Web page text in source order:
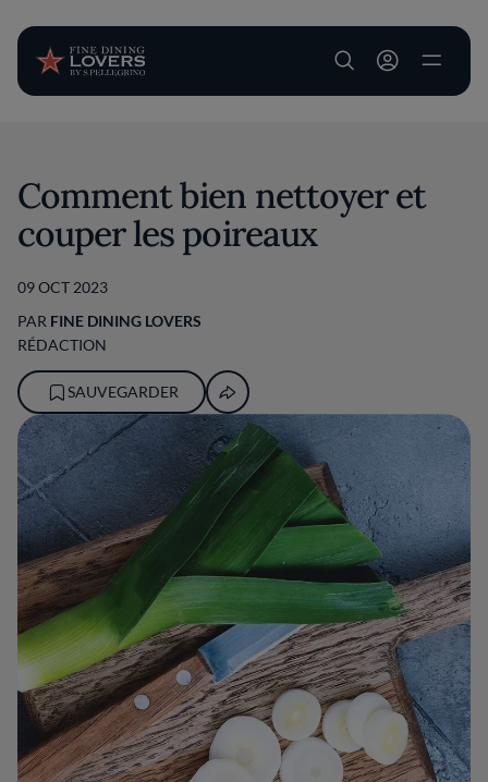
User account
Comment bien nettoyer et
couper les poireaux
09 OCT 2023
PAR FINE DINING LOVERS
RÉDACTION
SAUVEGARDER